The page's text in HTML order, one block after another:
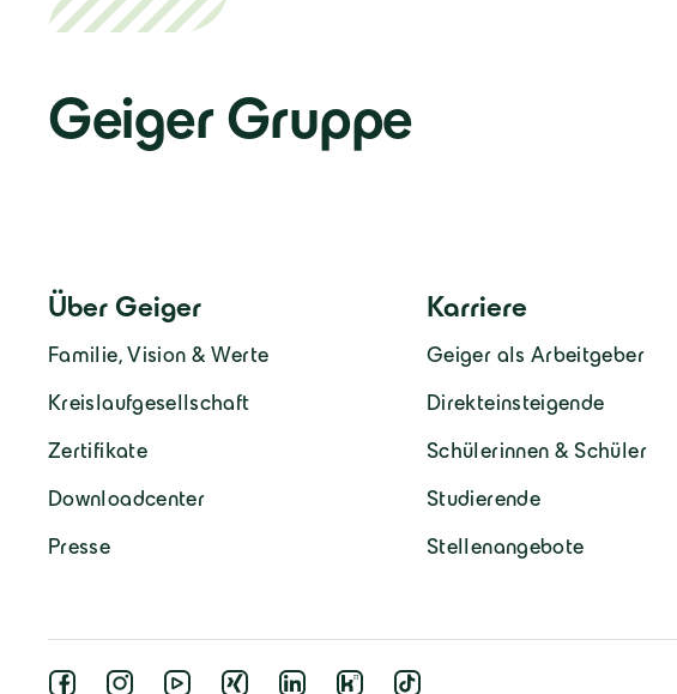
Geiger Gruppe
Über Geiger
Familie, Vision & Werte
Kreislaufgesellschaft
Zertifikate
Downloadcenter
Presse
Karriere
Geiger als Arbeitgeber
Direkteinsteigende
Schülerinnen & Schüler
Studierende
Stellenangebote